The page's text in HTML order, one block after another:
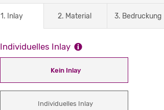
1. Inlay 2. Material 3. Bedruckung
Individuelles Inlay
Kein Inlay
Individuelles Inlay